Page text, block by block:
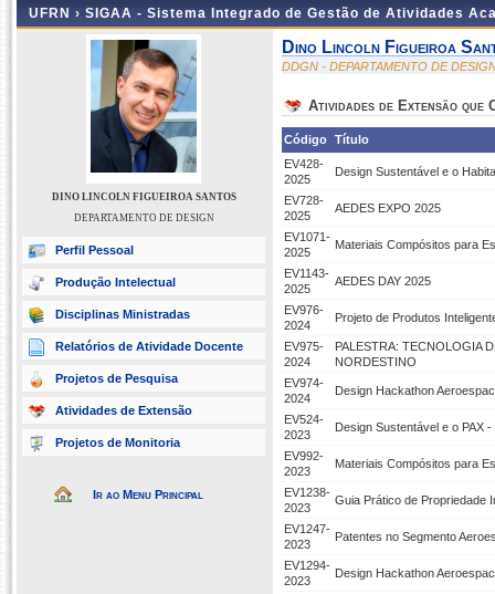
UFRN › SIGAA - Sistema Integrado de Gestão de Atividades
DINO LINCOLN FIGUEIROA SANTOS
DEPARTAMENTO DE DESIGN
Perfil Pessoal
Produção Intelectual
Disciplinas Ministradas
Relatórios de Atividade Docente
Projetos de Pesquisa
Atividades de Extensão
Projetos de Monitoria
Ir ao Menu Principal
Dino Lincoln Figueiroa
DDGN - DEPARTAMENTO DE
Atividades de Extensão que
Código Título
EV428-
2025
Design Sustentável e o
EV728-
2025
AEDES EXPO 2025
EV1071-
2025
Materiais Compósitos para
EV1143-
2025
AEDES DAY 2025
EV976-
2024
Projeto de Produtos
EV975-
2024
PALESTRA: TECNOLOGIA
NORDESTINO
EV974-
2024
Design Hackathon
EV524-
2023
Design Sustentável e o PAX -
EV992-
2023
Materiais Compósitos para
EV1238-
2023
Guia Prático de Propriedade
EV1247-
2023
Patentes no Segmento
EV1294-
2023
Design Hackathon